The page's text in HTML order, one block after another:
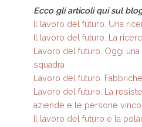
Ecco gli articoli qui sul
Il lavoro del futuro. Una
Il lavoro del futuro. La
Lavoro del futuro. Oggi
squadra
Lavoro del futuro.
Lavoro del futuro. La
aziende e le persone
Il lavoro del futuro e la